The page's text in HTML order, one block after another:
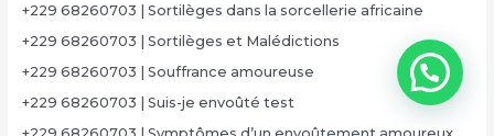
+229 68260703 | Sortilèges dans la sorcellerie africaine
+229 68260703 | Sortilèges et Malédictions
+229 68260703 | Souffrance amoureuse
+229 68260703 | Suis-je envoûté test